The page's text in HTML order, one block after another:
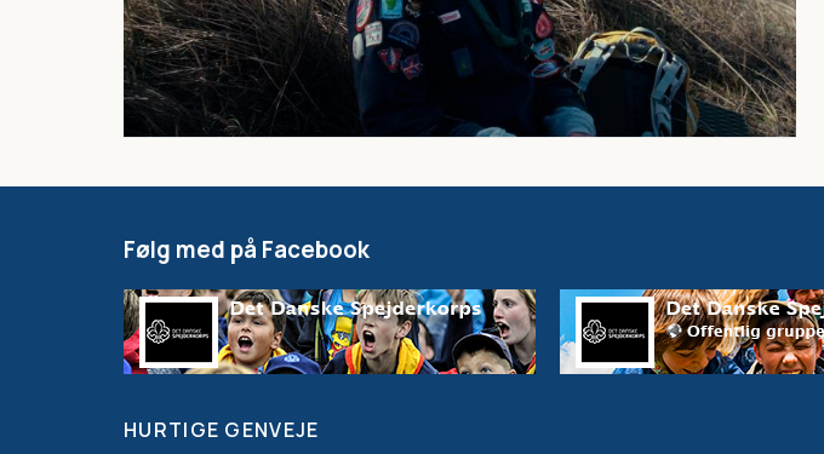
Følg med på Facebook
HURTIGE GENVEJE